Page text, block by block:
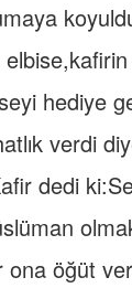
hediye
verdi
dedi
ona öğüt